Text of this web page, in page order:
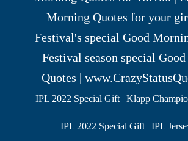
IPL 2022 Special Gift | Klapp
IPL 2022 Special Gift | IPL